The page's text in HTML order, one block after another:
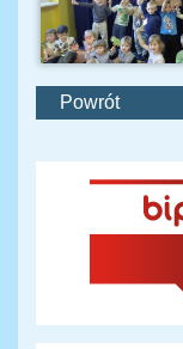
Powrót